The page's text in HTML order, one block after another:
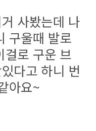
사봤는데 나
구울때 발로
걸로 구운 브
다고 하니 번
아요~